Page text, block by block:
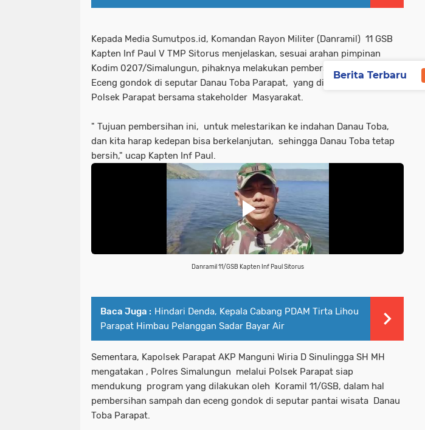
Kepada Media Sumutpos.id, Komandan Rayon Militer (Danramil) 11 GSB
Kapten Inf Paul V TMP Sitorus menjelaskan, sesuai arahan pimpinan
Kodim 0207/Simalungun, pihaknya melakukan pembersihan sampah dan
Eceng gondok di seputar Danau Toba Parapat, yang dibantu personil
Polsek Parapat bersama stakeholder Masyarakat.
" Tujuan pembersihan ini, untuk melestarikan ke indahan Danau Toba,
dan kita harap kedepan bisa berkelanjutan, sehingga Danau Toba tetap
bersih," ucap Kapten Inf Paul.
Danramil 11/GSB Kapten Inf Paul Sitorus
Baca Juga : Hindari Denda, Kepala Cabang PDAM Tirta Lihou
Parapat Himbau Pelanggan Sadar Bayar Air
Sementara, Kapolsek Parapat AKP Manguni Wiria D Sinulingga SH MH
mengatakan , Polres Simalungun melalui Polsek Parapat siap
mendukung program yang dilakukan oleh Koramil 11/GSB, dalam hal
pembersihan sampah dan eceng gondok di seputar pantai wisata Danau
Toba Parapat.
Berita Terbaru